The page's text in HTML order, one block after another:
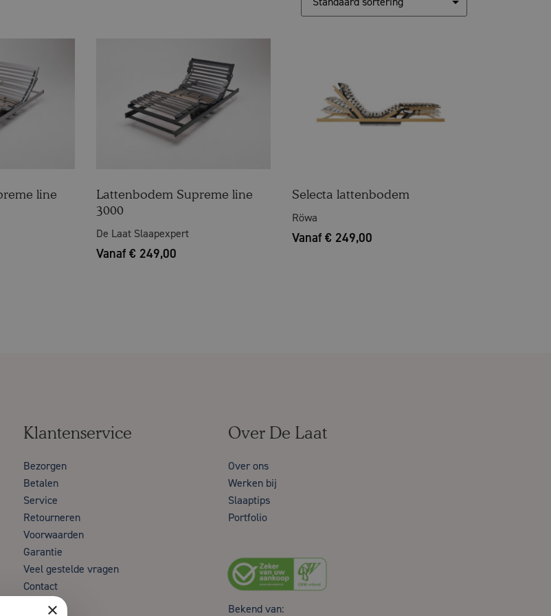
line
Lattenbodem Supreme line
3000
De Laat Slaapexpert
Vanaf € 249,00
Selecta lattenbodem
Röwa
Vanaf € 249,00
Klantenservice
Bezorgen
Betalen
Service
Retourneren
Voorwaarden
Garantie
Veel gestelde vragen
Contact
Over De Laat
Over ons
Werken bij
Slaaptips
Portfolio
Bekend van:
×